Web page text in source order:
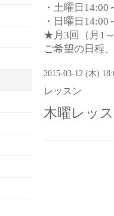
・土曜日14:00
・日曜日14:00
★月3回（月1
ご希望の日程
2015-03-12 (木)
レッスン
木曜レッ